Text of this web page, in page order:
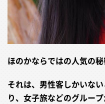
ほのかならではの人気の
それは、男性客しかいな
り、女子旅などのグルー